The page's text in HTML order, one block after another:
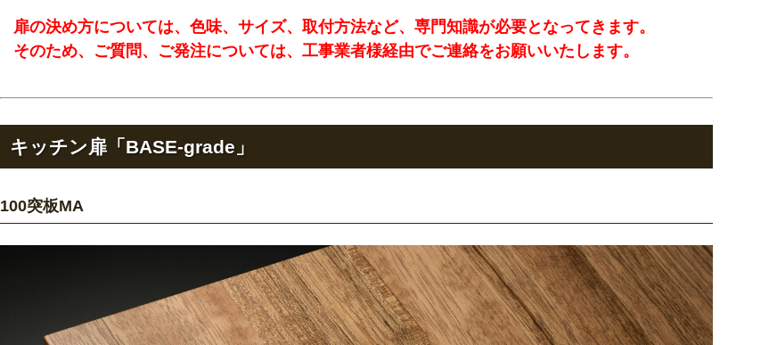
扉の決め方については、色味、サイズ、取付方法など、専門知識が必要となってきます。
そのため、ご質問、ご発注については、工事業者様経由でご連絡をお願いいたします。
キッチン扉「BASE-grade」
100突板MA